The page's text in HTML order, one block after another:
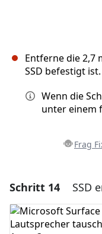
Entferne die 2,7
SSD befestigt ist.
Wenn die
unter einem
Frag
Kommentar
Schritt 14 SSD